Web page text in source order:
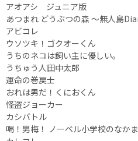
アオアシ ジュニア版
あつまれ どうぶつの森 ～無人島
アビコレ
ウソツキ！ゴクオーくん
うちのネコは飼い主に優しい。
うちゅう人田中太郎
運命の巻戻士
おれは男だ！くにおくん
怪盗ジョーカー
カシバトル
喝！男梅！ ノーベル小学校のなか